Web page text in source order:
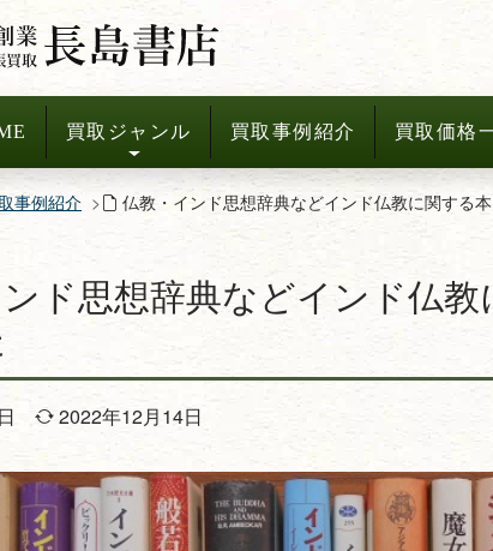
買取ジャンル 買取事例紹介 買取価格
事例紹介 仏教・インド思想辞典などインド仏教に関する
ド思想辞典などインド仏
2022年12月14日